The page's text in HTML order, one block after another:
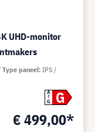
UHD-monitor
A
G
G
€ 499,00*
Type paneel IPS